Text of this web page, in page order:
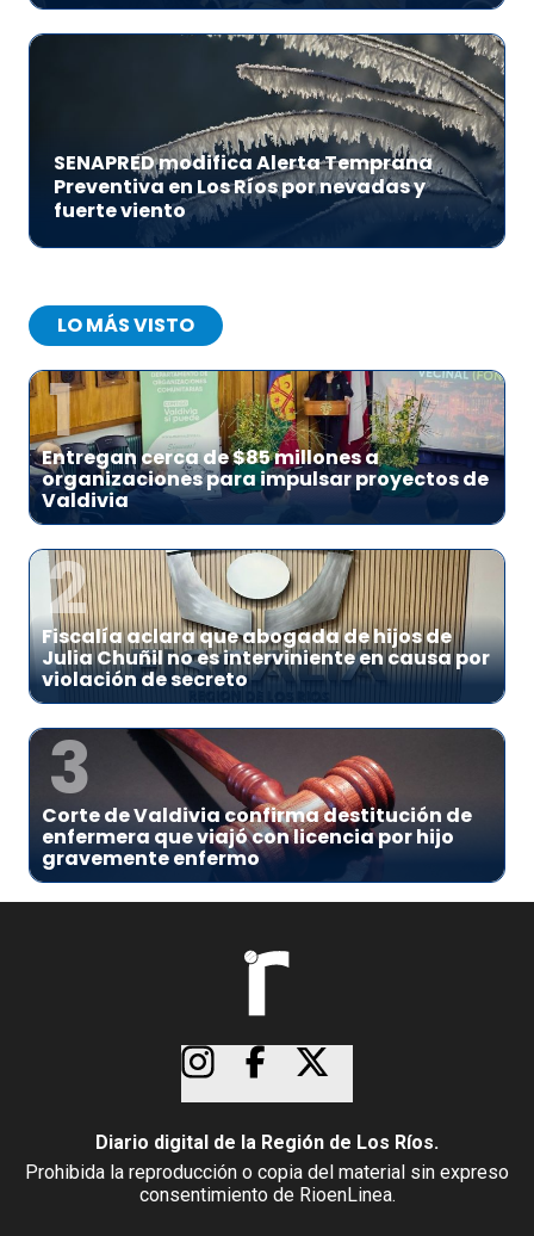
SENAPRED modifica Alerta Temprana
Preventiva en Los Ríos por nevadas y
fuerte viento
LO MÁS VISTO
1
Entregan cerca de $85 millones a
organizaciones para impulsar proyectos de
Valdivia
2
Fiscalía aclara que abogada de hijos de
Julia Chuñil no es interviniente en causa por
violación de secreto
3
Corte de Valdivia confirma destitución de
enfermera que viajó con licencia por hijo
gravemente enfermo
Diario digital de la Región de Los Ríos.
Prohibida la reproducción o copia del material sin expreso
consentimiento de RioenLinea.